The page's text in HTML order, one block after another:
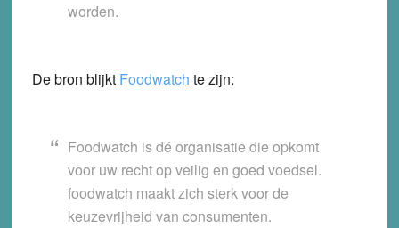
worden.
De bron blijkt Foodwatch te zijn:
Foodwatch is dé organisatie die opkomt
voor uw recht op veilig en goed voedsel.
foodwatch maakt zich sterk voor de
keuzevrijheid van consumenten.